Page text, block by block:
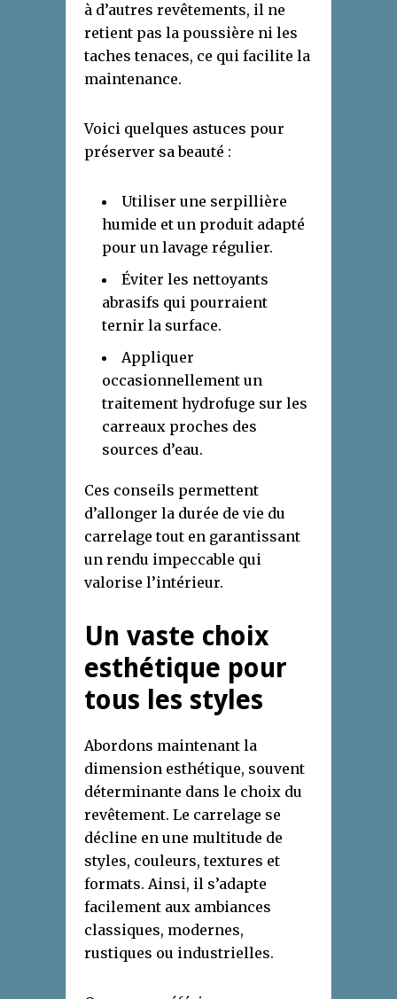
à d’autres revêtements, il ne
retient pas la poussière ni les
taches tenaces, ce qui facilite la
maintenance.
Voici quelques astuces pour
préserver sa beauté :
Utiliser une serpillière
humide et un produit adapté
pour un lavage régulier.
Éviter les nettoyants
abrasifs qui pourraient
ternir la surface.
Appliquer
occasionnellement un
traitement hydrofuge sur les
carreaux proches des
sources d’eau.
Ces conseils permettent
d’allonger la durée de vie du
carrelage tout en garantissant
un rendu impeccable qui
valorise l’intérieur.
Un vaste choix
esthétique pour
tous les styles
Abordons maintenant la
dimension esthétique, souvent
déterminante dans le choix du
revêtement. Le carrelage se
décline en une multitude de
styles, couleurs, textures et
formats. Ainsi, il s’adapte
facilement aux ambiances
classiques, modernes,
rustiques ou industrielles.